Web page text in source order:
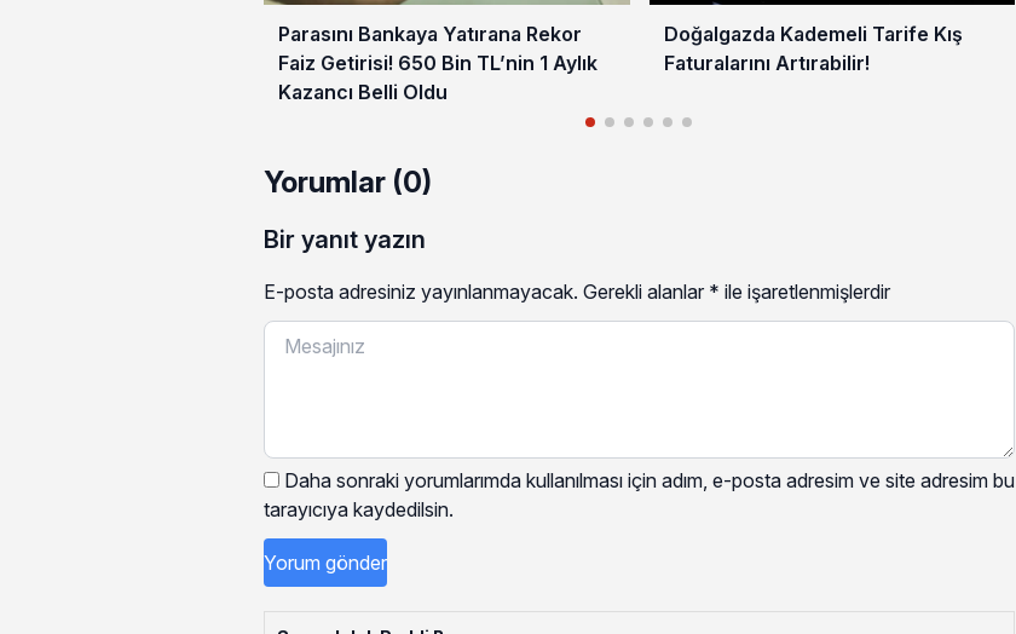
Parasını Bankaya Yatırana Rekor
Faiz Getirisi! 650 Bin TL’nin 1 Aylık
Kazancı Belli Oldu
Doğalgazda Kademeli Tarife Kış
Faturalarını Artırabilir!
Yorumlar (0)
Bir yanıt yazın
E-posta adresiniz yayınlanmayacak. Gerekli alanlar * ile işaretlenmişlerdir
Daha sonraki yorumlarımda kullanılması için adım, e-posta adresim ve site adresim bu
tarayıcıya kaydedilsin.